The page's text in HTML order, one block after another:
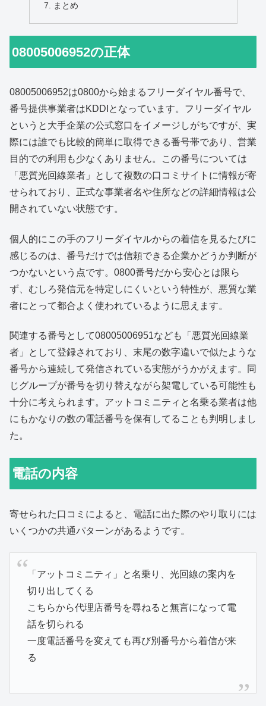
まとめ
08005006952の正体
08005006952は0800から始まるフリーダイヤル番号で、
番号提供事業者はKDDIとなっています。フリーダイヤル
というと大手企業の公式窓口をイメージしがちですが、実
際には誰でも比較的簡単に取得できる番号帯であり、営業
目的での利用も少なくありません。この番号については
「悪質光回線業者」として複数の口コミサイトに情報が寄
せられており、正式な事業者名や住所などの詳細情報は公
開されていない状態です。
個人的にこの手のフリーダイヤルからの着信を見るたびに
感じるのは、番号だけでは信頼できる企業かどうか判断が
つかないという点です。0800番号だから安心とは限ら
ず、むしろ発信元を特定しにくいという特性が、悪質な業
者にとって都合よく使われているように思えます。
関連する番号として08005006951なども「悪質光回線業
者」として登録されており、末尾の数字違いで似たような
番号から連続して発信されている実態がうかがえます。同
じグループが番号を切り替えながら架電している可能性も
十分に考えられます。アットコミニティと名乗る業者は他
にもかなりの数の電話番号を保有してることも判明しまし
た。
電話の内容
寄せられた口コミによると、電話に出た際のやり取りには
いくつかの共通パターンがあるようです。
「アットコミニティ」と名乗り、光回線の案内を
切り出してくる
こちらから代理店番号を尋ねると無言になって電
話を切られる
一度電話番号を変えても再び別番号から着信が来
る